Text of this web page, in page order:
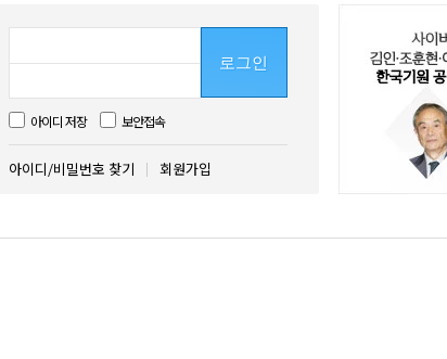
로그인
아이디 저장 보안접속
아이디/비밀번호 찾기 회원가입